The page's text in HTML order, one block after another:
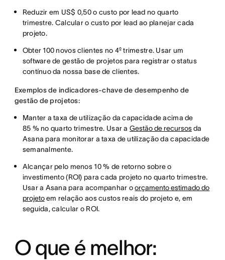
Reduzir em US$ 0,50 o custo por lead no quarto
trimestre. Calcular o custo por lead ao planejar cada
projeto.
Obter 100 novos clientes no 4º trimestre. Usar um
software de gestão de projetos para registrar o status
contínuo da nossa base de clientes.
Exemplos de indicadores-chave de desempenho de
gestão de projetos:
Manter a taxa de utilização da capacidade acima de
85 % no quarto trimestre. Usar a Gestão de recursosda
Asana para monitorar a taxa de utilização da capacidade
semanalmente.
Alcançar pelo menos 10 % de retorno sobre o
investimento (ROI) para cada projeto no quarto trimestre.
Usar a Asana para acompanhar oorçamento estimado do
projetoem relação aos custos reais do projeto e, em
seguida, calcular o ROI.
O que é melhor: